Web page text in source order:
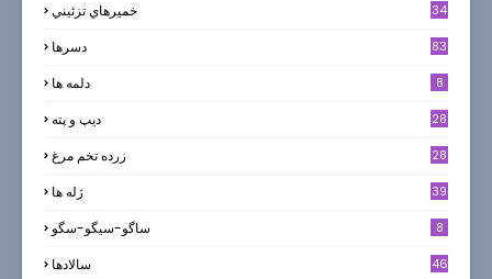
خميرهاي تزئيني 34
دسرها 83
دلمه ها 8
ديپ و پته 28
زرده تخم مرغ 28
ژله ها 39
ساگو-سیگو-سگو 8
سالادها 46